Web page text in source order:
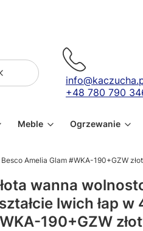
Szukaj
+48 780 790
Meble Ogrzewanie
Amelia Glam #WKA-190+GZW
wanna
lwich łap
190+GZW